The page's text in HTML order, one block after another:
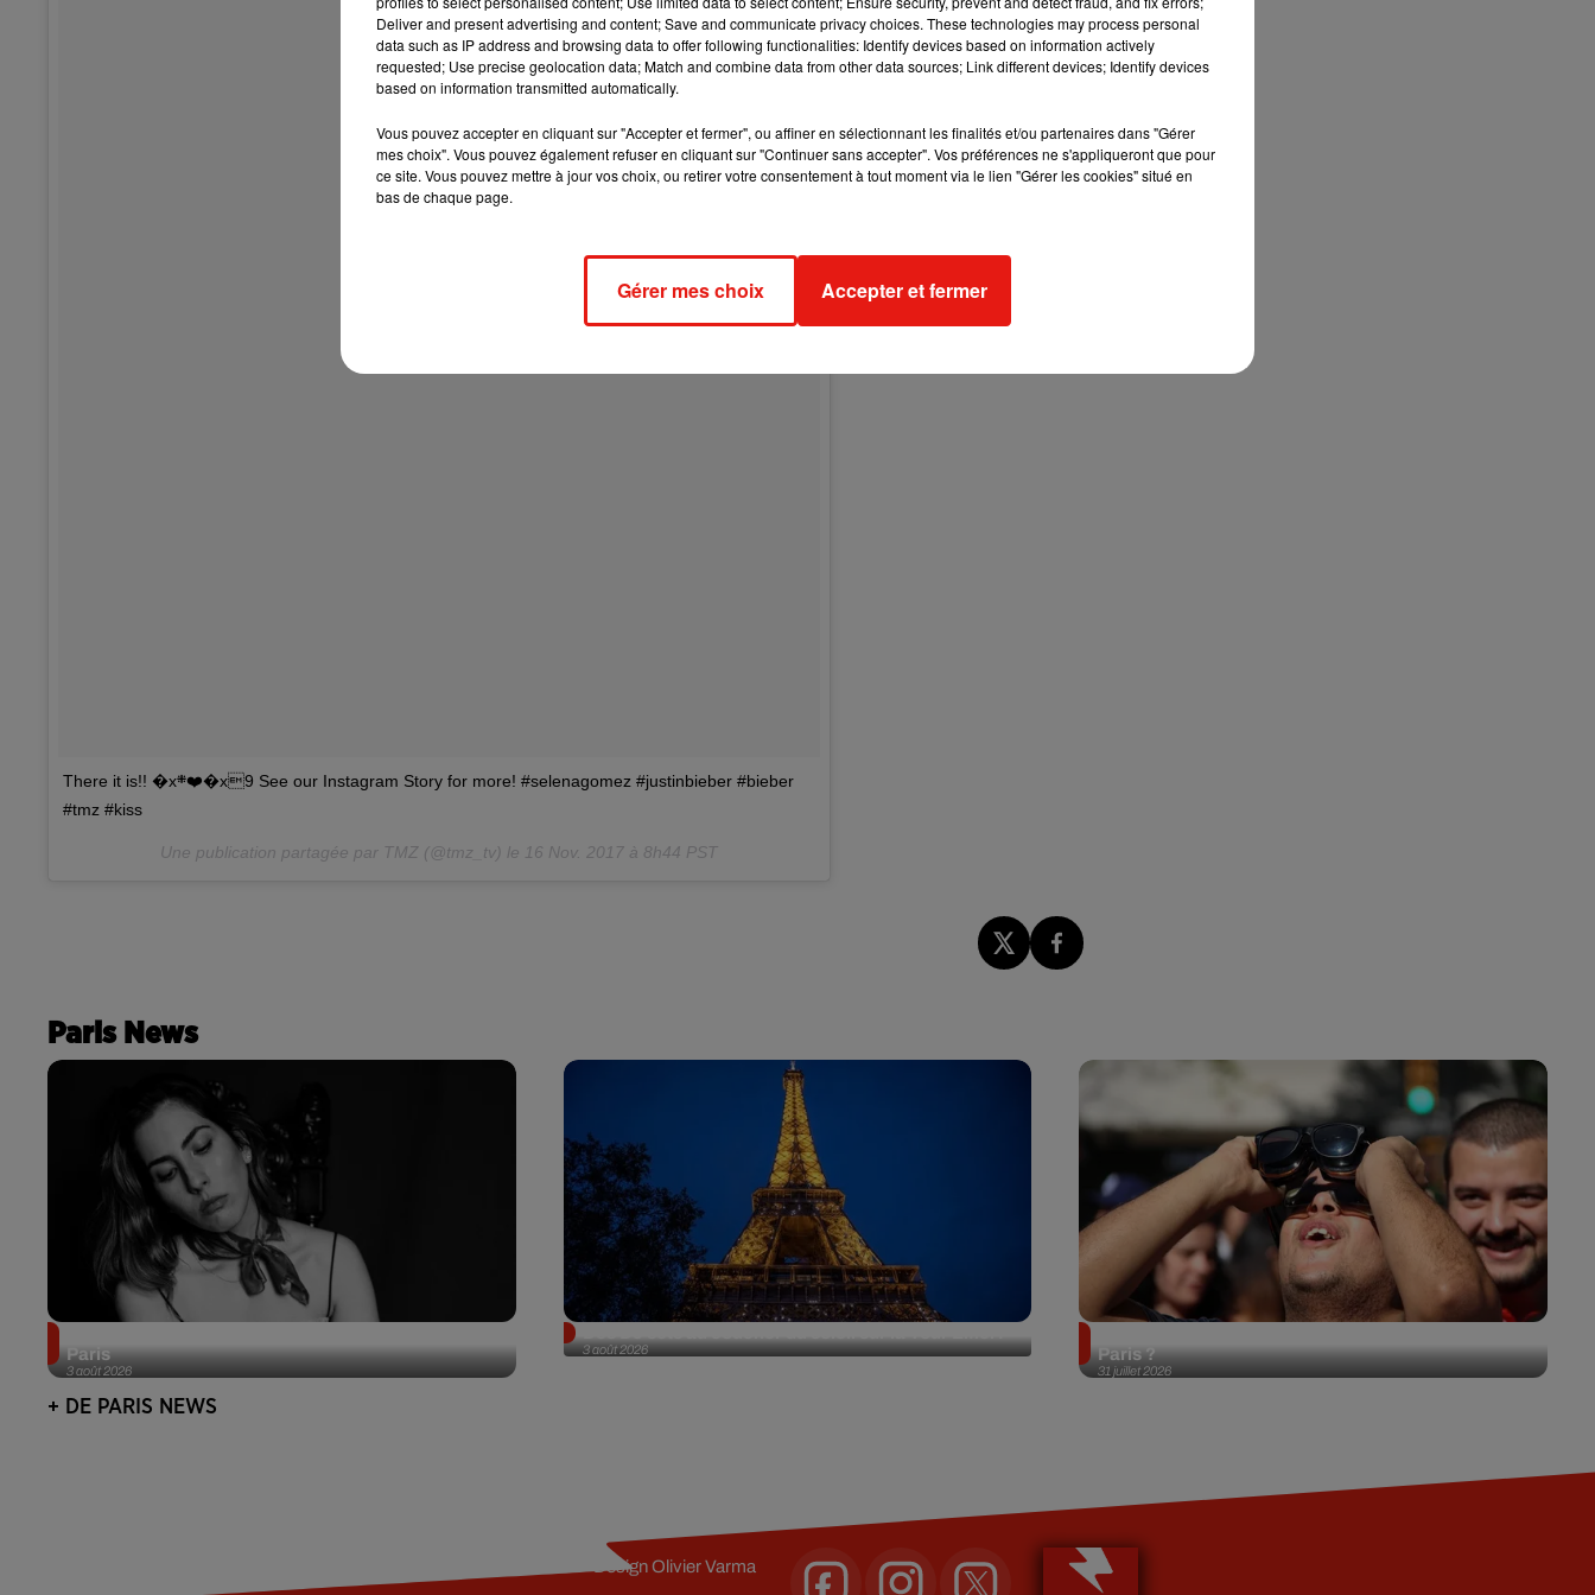
There it is!! �x܍❤️�x9 See our Instagram Story for more! #selenagomez #justinbieber #bieber
#tmz #kiss
Une publication partagée par TMZ (@tmz_tv) le 16 Nov. 2017 à 8h44 PST
Paris News
3 août 2026
Paris
3 août 2026
31 juillet 2026
Paris ?
+ DE PARIS NEWS
DesignOlivier Varma
Deliver and present advertising and content; Save and communicate privacy choices. These technologies may process personal
data such as IP address and browsing data to offer following functionalities: Identify devices based on information actively
requested; Use precise geolocation data; Match and combine data from other data sources; Link different devices; Identify devices
based on information transmitted automatically.
Vous pouvez accepter en cliquant sur "Accepter et fermer", ou affiner en sélectionnant les finalités et/ou partenaires dans "Gérer
mes choix". Vous pouvez également refuser en cliquant sur "Continuer sans accepter". Vos préférences ne s'appliqueront que pour
ce site. Vous pouvez mettre à jour vos choix, ou retirer votre consentement à tout moment via le lien "Gérer les cookies" situé en
bas de chaque page.
Gérer mes choix Accepter et fermer